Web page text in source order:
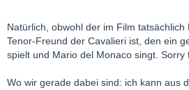
Natürlich, obwohl der im Film
Tenor-Freund der Cavalieri ist, den ein
spielt und Mario del Monaco singt. Sorry
Wo wir gerade dabei sind: ich kann aus